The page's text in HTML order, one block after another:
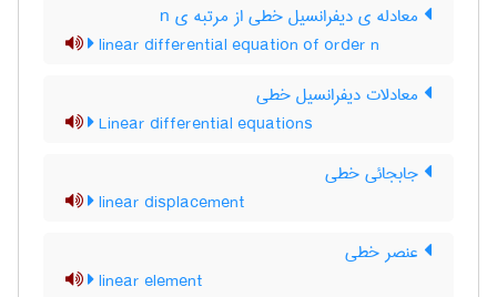
معادله ی دیفرانسیل خطی از مرتبه ی n
linear differential equation of order n
معادلات دیفرانسیل خطی
Linear differential equations
جابجائی خطی
linear displacement
عنصر خطی
linear element